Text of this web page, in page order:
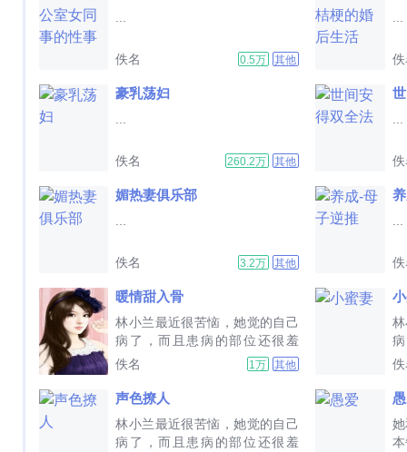
佚名 0.5万 其他
豪乳荡妇
佚名 260.2万 其他
媚热妻俱乐部
佚名 3.2万 其他
暖情甜入骨
林小兰最近很苦恼，她觉的自己
病了，而且患病的部位还很羞
耻。...
佚名 1万 其他
声色撩人
林小兰最近很苦恼，她觉的自己
病了，而且患病的部位还很羞